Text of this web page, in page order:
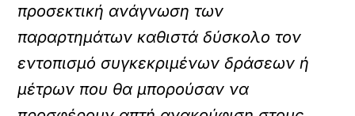
προσεκτική ανάγνωση των
παραρτημάτων καθιστά δύσκολο τον
εντοπισμό συγκεκριμένων δράσεων ή
μέτρων που θα μπορούσαν να